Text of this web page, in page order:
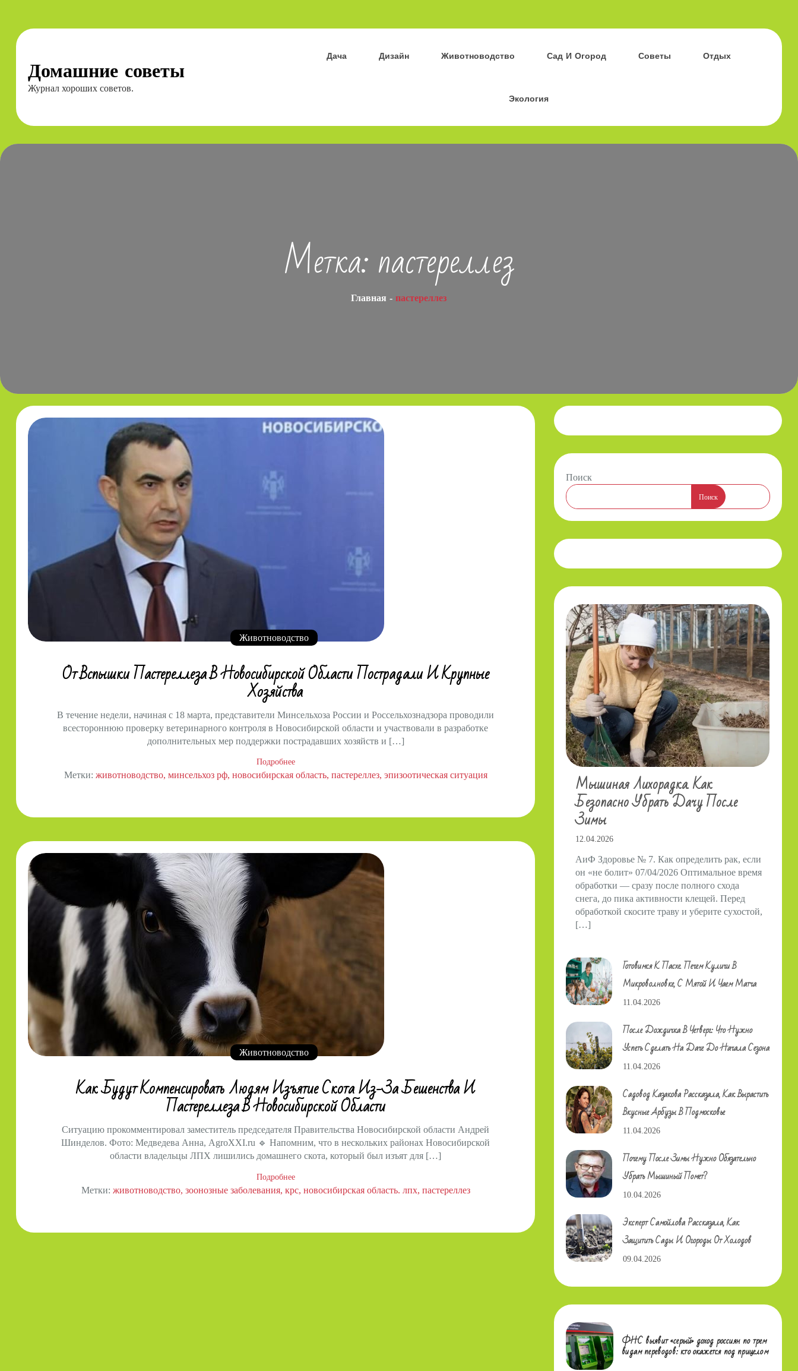
Перейти
Домашние советы
Журнал хороших советов.
Дача Дизайн Животноводство Сад И Огород Советы Отдых
Экология
Метка:пастереллез
Главная пастереллез
Животноводство
От Вспышки Пастереллеза В Новосибирской Области Пострадали И Крупные
Хозяйства
В течение недели, начиная с 18 марта, представители Минсельхоза России и Россельхознадзора проводили
всестороннюю проверку ветеринарного контроля в Новосибирской области и участвовали в разработке
дополнительных мер поддержки пострадавших хозяйств и […]
Подробнее
Метки: животноводство минсельхоз рф новосибирская область пастереллез эпизоотическая ситуация
Животноводство
Как Будут Компенсировать Людям Изъятие Скота Из-За Бешенства И
Пастереллеза В Новосибирской Области
Ситуацию прокомментировал заместитель председателя Правительства Новосибирской области Андрей
Шинделов. Фото: Медведева Анна, AgroXXI.ru 🔹 Напомним, что в нескольких районах Новосибирской
области владельцы ЛПХ лишились домашнего скота, который был изъят для […]
Подробнее
Метки: животноводство зоонозные заболевания крс новосибирская область. лпх пастереллез
Поиск
Поиск
Мышиная Лихорадка. Как
Безопасно Убрать Дачу После
Зимы
12.04.2026
АиФ Здоровье № 7. Как определить рак, если
он «не болит» 07/04/2026 Оптимальное время
обработки — сразу после полного схода
снега, до пика активности клещей. Перед
обработкой скосите траву и уберите сухостой,
[…]
Готовимся К Пасхе. Печем Куличи В
Микроволновке, С Мятой И Чаем Матча
11.04.2026
После Дождичка В Четверг: Что Нужно
Успеть Сделать На Даче До Начала Сезона
11.04.2026
Садовод Казакова Рассказала, Как Вырастить
Вкусные Арбузы В Подмосковье
11.04.2026
Почему После Зимы Нужно Обязательно
Убрать Мышиный Помет?
10.04.2026
Эксперт Самойлова Рассказала, Как
Защитить Сады И Огороды От Холодов
09.04.2026
ФНС выявит «серый» доход россиян по трем
видам переводов: кто окажется под прицелом